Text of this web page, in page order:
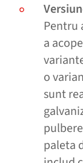
Pentru
a
o
sunt
paleta